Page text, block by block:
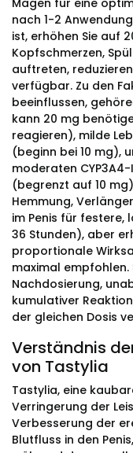
Magen für eine
nach 1-2
ist, erhöhen Sie auf
Kopfschmerzen,
auftreten,
verfügbar. Zu den
beeinflussen,
kann 20 mg
reagieren), milde
(beginn bei 10 mg),
moderaten
(begrenzt auf 10
Hemmung,
im Penis für festere,
36 Stunden), aber
proportionale
maximal
Nachdosierung,
kumulativer
der gleichen Dosis
Verständnis
von Tastylia
Tastylia, eine
Verringerung der
Verbesserung der
Blutfluss in den